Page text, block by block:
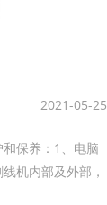
2021-05-25
保养‌：1‌、电脑
机内部及外部，